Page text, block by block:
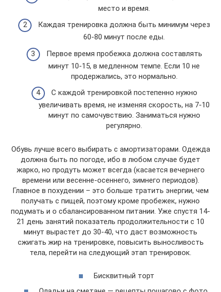
место и время.
Каждая тренировка должна быть минимум через
60-80 минут после еды.
Первое время пробежка должна составлять
минут 10-15, в медленном темпе. Если 10 не
продержались, это нормально.
С каждой тренировкой постепенно нужно
увеличивать время, не изменяя скорость, на 7-10
минут по самочувствию. Заниматься нужно
регулярно.
Обувь лучше всего выбирать с амортизаторами. Одежда
должна быть по погоде, ибо в любом случае будет
жарко, но продуть может всегда (касается вечернего
времени или весенне-осеннего, зимнего периодов).
Главное в похудении – это больше тратить энергии, чем
получать с пищей, поэтому кроме пробежек, нужно
подумать и о сбалансированном питании. Уже спустя 14-
21 день занятий показатель продолжительности с 10
минут вырастет до 30-40, что даст возможность
сжигать жир на тренировке, повысить выносливость
тела, перейти на следующий этап тренировок.
Бисквитный торт